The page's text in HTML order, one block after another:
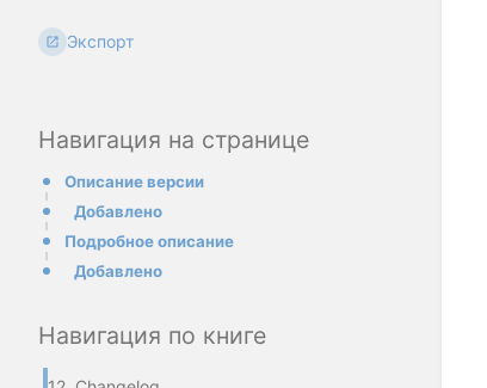
Навигация на странице
Описание версии
Добавлено
Подробное описание
Добавлено
Навигация по книге
Экспорт